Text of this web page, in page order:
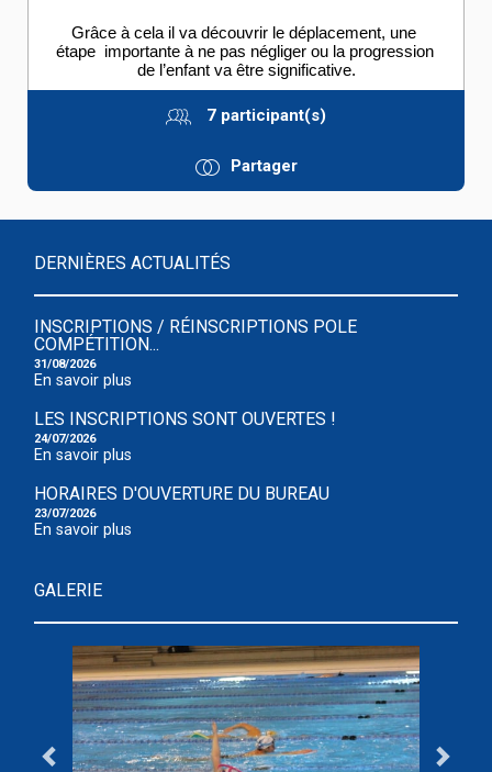
Grâce à cela il va découvrir le déplacement, une
étape  importante à ne pas négliger ou la progression
de l’enfant va être significative.
7 participant(s)
Partager
DERNIÈRES ACTUALITÉS
INSCRIPTIONS / RÉINSCRIPTIONS POLE
COMPÉTITION...
31/08/2026
En savoir plus
LES INSCRIPTIONS SONT OUVERTES !
24/07/2026
En savoir plus
HORAIRES D'OUVERTURE DU BUREAU
23/07/2026
En savoir plus
GALERIE